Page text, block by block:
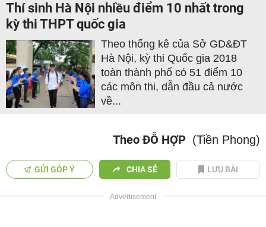
Thí sinh Hà Nội nhiều điểm 10 nhất trong
kỳ thi THPT quốc gia
Theo thống kê của Sở GD&ĐT
Hà Nội, kỳ thi Quốc gia 2018
toàn thành phố có 51 điểm 10
các môn thi, dẫn đầu cả nước
về...
Theo ĐỖ HỢP (Tiền Phong)
GỬI GÓP Ý CHIA SẺ LƯU BÀI